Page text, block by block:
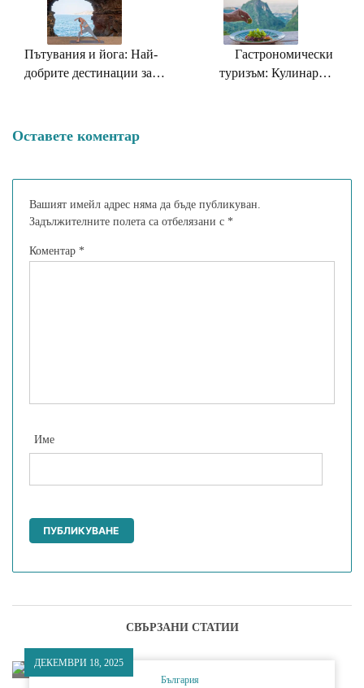
Пътувания и йога: Най-
добрите дестинации за
Гастрономически
туризъм: Кулинарни
Оставете коментар
Вашият имейл адрес няма да бъде публикуван.
Задължителните полета са отбелязани с *
Коментар *
Име
СВЪРЗАНИ СТАТИИ
ДЕКЕМВРИ 18, 2025
България